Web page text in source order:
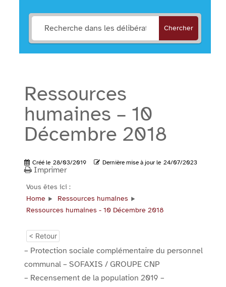
Chercher
Ressources
humaines – 10
Décembre 2018
Créé le 28/03/2019 Dernière mise à jour le 24/07/2023
Imprimer
Vous êtes ici :
Home
Ressources humaines
Ressources humaines - 10 Décembre 2018
< Retour
– Protection sociale complémentaire du personnel
communal – SOFAXIS / GROUPE CNP
– Recensement de la population 2019 –